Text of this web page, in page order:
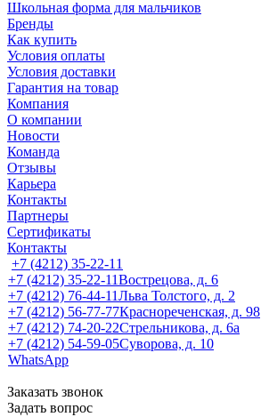
Школьная форма для мальчиков
Бренды
Как купить
Условия оплаты
Условия доставки
Гарантия на товар
Компания
О компании
Новости
Команда
Отзывы
Карьера
Контакты
Партнеры
Сертификаты
Контакты
+7 (4212) 35-22-11
+7 (4212) 35-22-11Вострецова, д. 6
+7 (4212) 76-44-11Льва Толстого, д. 2
+7 (4212) 56-77-77Краснореченская, д. 98
+7 (4212) 74-20-22Стрельникова, д. 6а
+7 (4212) 54-59-05Суворова, д. 10
WhatsApp
Заказать звонок
Задать вопрос